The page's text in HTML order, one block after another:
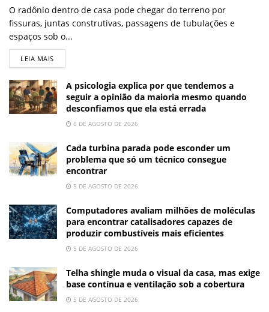
O radônio dentro de casa pode chegar do terreno por
fissuras, juntas construtivas, passagens de tubulações e
espaços sob o...
LEIA MAIS
A psicologia explica por que tendemos a
seguir a opinião da maioria mesmo quando
desconfiamos que ela está errada
6 DE AGOSTO DE 2026
Cada turbina parada pode esconder um
problema que só um técnico consegue
encontrar
5 DE AGOSTO DE 2026
Computadores avaliam milhões de moléculas
para encontrar catalisadores capazes de
produzir combustíveis mais eficientes
5 DE AGOSTO DE 2026
Telha shingle muda o visual da casa, mas exige
base contínua e ventilação sob a cobertura
5 DE AGOSTO DE 2026